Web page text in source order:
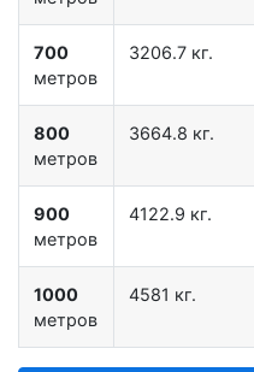
700
метров
3206.7 кг.
800
метров
3664.8 кг.
900
метров
4122.9 кг.
1000
метров
4581 кг.